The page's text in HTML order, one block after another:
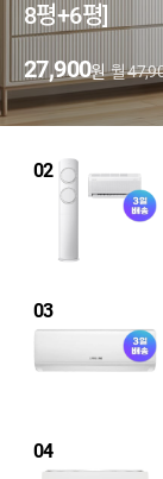
8평+6평]
27,900원 월
02
03
04